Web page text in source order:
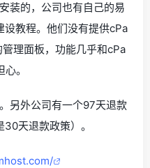
装的，公司也有自己的易
教程。他们没有提供cPa
理面板，功能几乎和cPa
。
另外公司有一个97天退款
天退款政策）。